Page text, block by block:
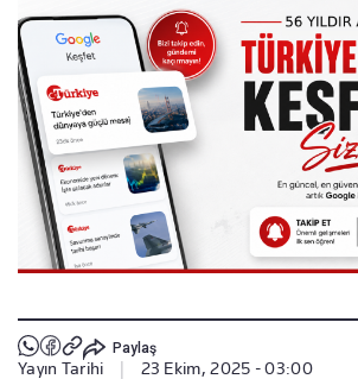
Paylaş
Yayın Tarihi 23 Ekim, 2025 - 03:00